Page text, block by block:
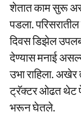
शेतात काम सुरू
पडला.
दिवस डिझेल
देण्यास मनाई
उभा राहिला. अखेर
ट्रॅक्टर ओढत थेट
भरून घेतले.